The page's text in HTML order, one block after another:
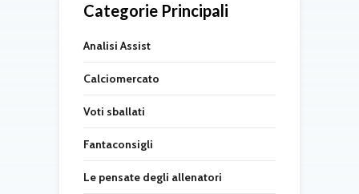
Categorie Principali
Analisi Assist
Calciomercato
Voti sballati
Fantaconsigli
Le pensate degli allenatori